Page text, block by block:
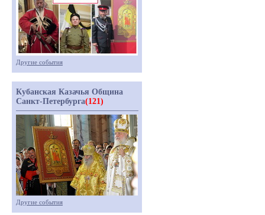
Другие события
Кубанская Казачья Община
Санкт-Петербурга(121)
Другие события